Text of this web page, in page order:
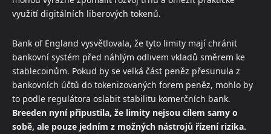
využití digitálních liberových tokenů.
Bank of England vysvětlovala, že tyto limity mají chránit
bankovní systém před náhlým odlivem vkladů směrem ke
stablecoinům. Pokud by se velká část peněz přesunula z
bankovních účtů do tokenizovaných forem peněz, mohlo by
to podle regulátora oslabit stabilitu komerčních bank.
Breeden nyní připustila, že limity nejsou cílem samy o
sobě, ale pouze jedním z možných nástrojů řízení rizika.